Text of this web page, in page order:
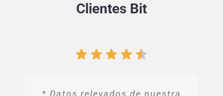
Clientes Bit
* Datos relevados de nuestra